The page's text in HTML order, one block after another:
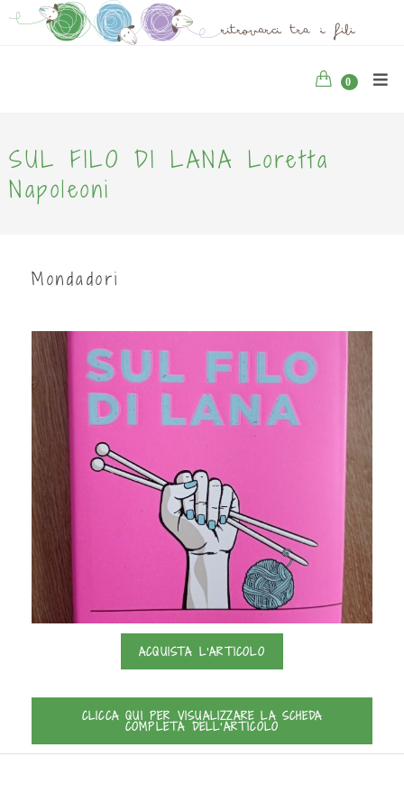
0
SUL FILO DI LANA Loretta
Napoleoni
Mondadori
ACQUISTA L'ARTICOLO
CLICCA QUI PER VISUALIZZARE LA SCHEDA
COMPLETA DELL'ARTICOLO